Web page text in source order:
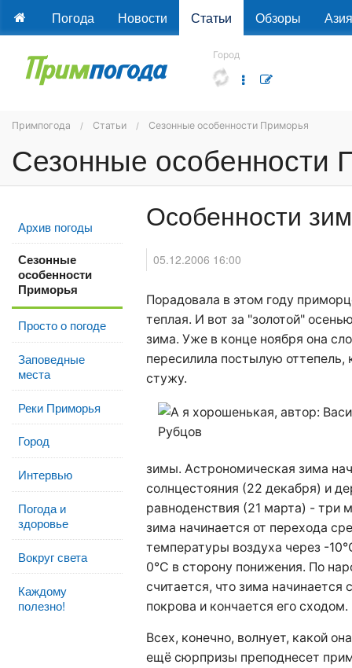
Погода Новости Статьи Обзоры Азия
Город
Примпогода Статьи Сезонные особенности Приморья
Сезонные особенности
Архив погоды
Сезонные
особенности
Приморья
Просто о погоде
Заповедные
места
Реки Приморья
Город
Интервью
Погода и
здоровье
Вокруг света
Каждому
полезно!
Особенности
05.12.2006 16:00
Порадовала в этом году
теплая. И вот за "золотой"
зима. Уже в конце ноября она
пересилила постылую оттепель,
стужу.
зимы. Астрономическая зима
солнцестояния (22 декабря) и
равноденствия (21 марта) - три
зима начинается от перехода
температуры воздуха через -
0°C в сторону понижения. По
считается, что зима начинается
покрова и кончается его сходом.
Всех, конечно, волнует, какой
ещё сюрпризы преподнесет